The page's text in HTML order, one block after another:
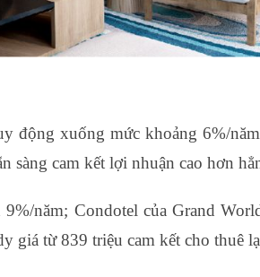
động xuống mức khoảng 6%/
sàng cam kết lợi nhuận cao hơn
năm; Condotel của Grand
giá từ 839 triệu cam kết cho thuê